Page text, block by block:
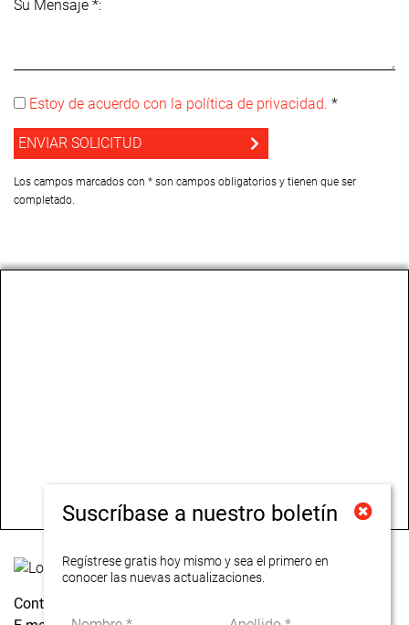
Su Mensaje *:
Estoy de acuerdo con la política de privacidad. *
Los campos marcados con * son campos obligatorios y tienen que ser
completado.
Contacto
Suscríbase a nuestro boletín
Regístrese gratis hoy mismo y sea el primero en
conocer las nuevas actualizaciones.